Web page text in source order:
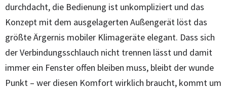
durchdacht, die Bedienung ist unkompliziert und das
Konzept mit dem ausgelagerten Außengerät löst das
größte Ärgernis mobiler Klimageräte elegant. Dass sich
der Verbindungsschlauch nicht trennen lässt und damit
immer ein Fenster offen bleiben muss, bleibt der wunde
Punkt – wer diesen Komfort wirklich braucht, kommt um